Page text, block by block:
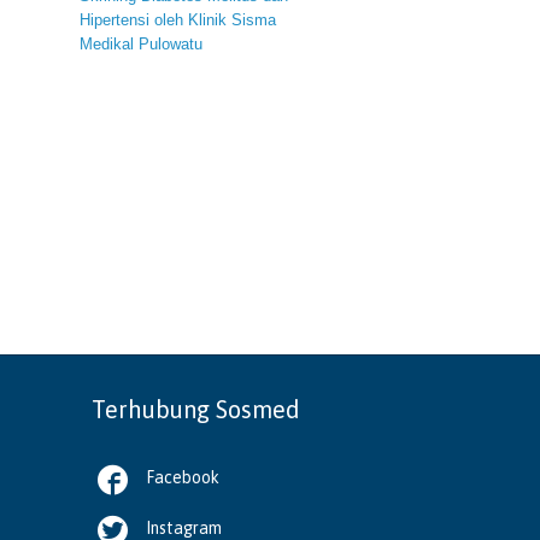
Hipertensi oleh Klinik Sisma
Medikal Pulowatu
Terhubung Sosmed
 Facebook
 Instagram